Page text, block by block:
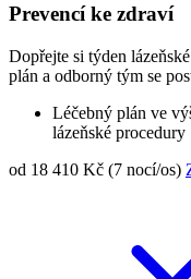
Prevencí ke zdraví
Dopřejte si týden
plán a odborný tým se
Léčebný plán ve
lázeňské procedury
od 18 410 Kč (7 nocí/os)